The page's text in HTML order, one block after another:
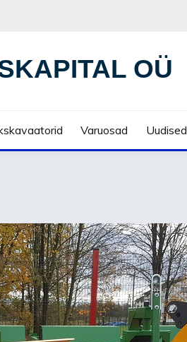
OÜ
Varuosad Uudised